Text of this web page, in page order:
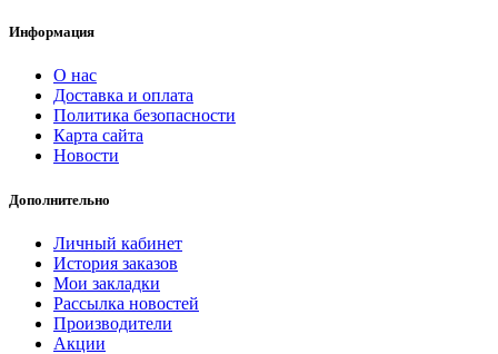
Информация
О нас
Доставка и оплата
Политика безопасности
Карта сайта
Новости
Дополнительно
Личный кабинет
История заказов
Мои закладки
Рассылка новостей
Производители
Акции